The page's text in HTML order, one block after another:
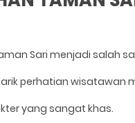
Sari menjadi salah
perhatian wisatawan
yang sangat khas.